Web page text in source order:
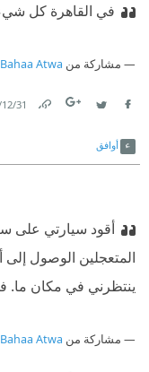
في القاهرة كل
مشاركة من Bahaa Atwa
31‏/12‏/2022
أوافق
أقود سيارتي على
المتعجلين الوصول إلى
ينتظرني في مكان ما.
مشاركة من Bahaa Atwa